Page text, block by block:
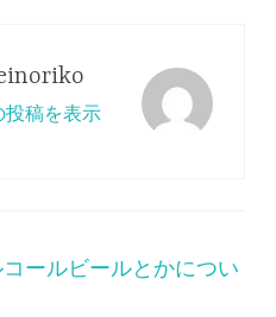
投稿を表示
ールビールとかについ